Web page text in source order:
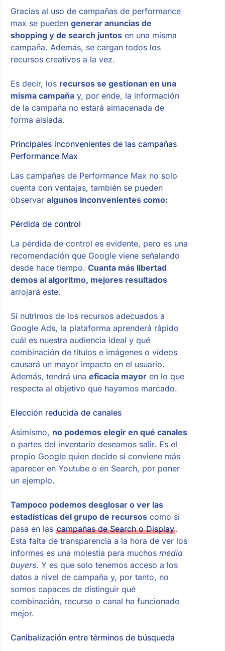
Gracias al uso de campañas de performance
max se pueden generar anuncias de
shopping y de search juntosen una misma
campaña. Además, se cargan todos los
recursos creativos a la vez.
Es decir, los recursos se gestionan en una
misma campañay, por ende, la información
de la campaña no estará almacenada de
forma aislada.
Principales inconvenientes de las campañas
Performance Max
Las campañas de Performance Max no solo
cuenta con ventajas, también se pueden
observar algunos inconvenientes como:
Pérdida de control
La pérdida de control es evidente, pero es una
recomendación que Google viene señalando
desde hace tiempo. Cuanta más libertad
demos al algoritmo, mejores resultados
arrojará este.
Si nutrimos de los recursos adecuados a
Google Ads, la plataforma aprenderá rápido
cuál es nuestra audiencia ideal y qué
combinación de títulos e imágenes o vídeos
causará un mayor impacto en el usuario.
Además, tendrá una eficacia mayoren lo que
respecta al objetivo que hayamos marcado.
Elección reducida de canales
Asimismo, no podemos elegir en qué canales
o partes del inventario deseamos salir. Es el
propio Google quien decide si conviene más
aparecer en Youtube o en Search, por poner
un ejemplo.
Tampoco podemos desglosar o ver las
estadísticas del grupo de recursoscomo sí
pasa en las campañas de Search o Display.
Esta falta de transparencia a la hora de ver los
informes es una molestia para muchos media
buyers. Y es que solo tenemos acceso a los
datos a nivel de campaña y, por tanto, no
somos capaces de distinguir qué
combinación, recurso o canal ha funcionado
mejor.
Canibalización entre términos de búsqueda